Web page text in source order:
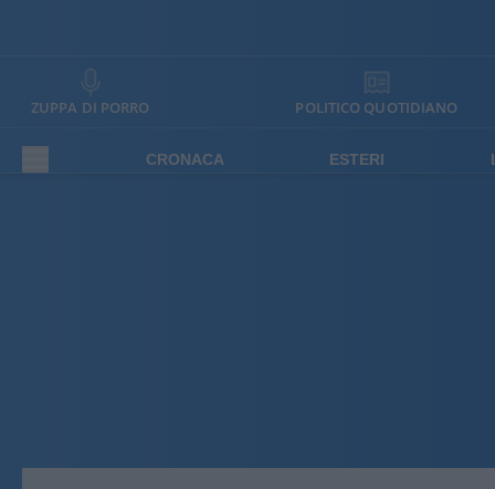
ZUPPA DI PORRO POLITICO QUOTIDIANO
CRONACA ESTERI